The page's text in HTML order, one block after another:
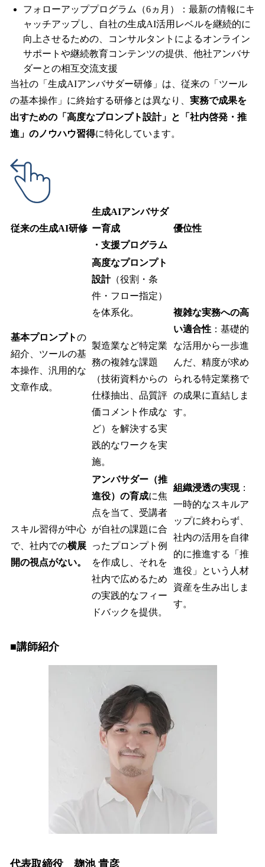
フォローアッププログラム（6ヵ月）：最新の情報にキ
ャッチアップし、自社の生成AI活用レベルを継続的に
向上させるための、コンサルタントによるオンライン
サポートや継続教育コンテンツの提供、他社アンバサ
ダーとの相互交流支援
当社の「生成AIアンバサダー研修」は、従来の「ツール
の基本操作」に終始する研修とは異なり、 実務で成果を
出すための「高度なプロンプト設計」と「社内啓発・推
進」のノウハウ習得に特化しています。
従来の生成AI研修
生成AIアンバサダ
ー育成
・支援プログラム
優位性
基本プロンプトの
紹介、ツールの基
本操作、汎用的な
文章作成。
高度なプロンプト
設計（役割・条
件・フロー指定）
を体系化。
製造業など特定業
務の複雑な課題
（技術資料からの
仕様抽出、品質評
価コメント作成な
ど）を解決する実
践的なワークを実
施。
複雑な実務への高
い適合性 ：基礎的
な活用から一歩進
んだ、精度が求め
られる特定業務で
の成果に直結しま
す。
スキル習得が中心
で、社内での横展
開の視点がない。
アンバサダー（推
進役）の育成に焦
点を当て、受講者
が自社の課題に合
ったプロンプト例
を作成し、それを
社内で広めるため
の実践的なフィー
ドバックを提供。
組織浸透の実現：
一時的なスキルア
ップに終わらず、
社内の活用を自律
的に推進する「推
進役」という人材
資産を生み出しま
す。
■講師紹介
代表取締役 麹池 貴彦